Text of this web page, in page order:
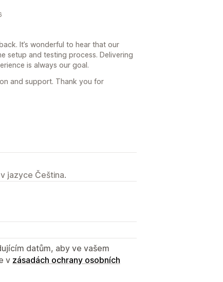
It’s wonderful to hear that our
setup and testing process. Delivering
is always our goal.
and support. Thank you for
jazyce Čeština.
datům, aby ve vašem
v zásadách ochrany osobních